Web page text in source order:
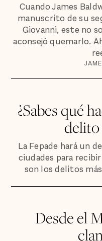
Cuando James
manuscrito de su
Giovanni, este no
aconsejó quemarlo.
¿Sabes qué
delito
La Fepade hará un
ciudades para
son los delitos
Desde el